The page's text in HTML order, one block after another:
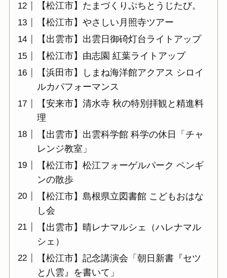
【松江市】たまづくりぷちとうじたび。
【松江市】やさしい月照寺ツアー
【出雲市】出雲日御碕灯台ライトアップ
【松江市】由志園 紅葉ライトアップ
【浜田市】しまね海洋館アクアス シロイ
ルカパフォーマンス
【安来市】清水寺 秋の特別拝観と精進料
理
【出雲市】出雲科学館 科学の休日「チャ
レンジ教室」
【松江市】松江フォーゲルパーク ペンギ
ンの散歩
【松江市】島根県立図書館 こどもおはな
し会
【出雲市】晴レナマルシェ（ハレナマル
シェ）
【松江市】記念講演会「朝日新書『セツ
と八雲』を書いて」